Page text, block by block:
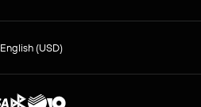
English (USD)